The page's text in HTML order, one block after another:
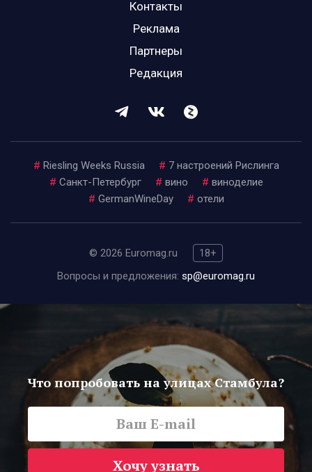
Контакты
Реклама
Партнеры
Редакция
# Riesling Weeks Russia # 7 настроений Рислинга
# Санкт-Петербург # вино # виноделие
# GermanWineDay # отели
© 2026 Euromag.ru
18+
Вопросы и предложения: sp@euromag.ru
Что попробовать на улицах Стамбула?
Хочу узнать